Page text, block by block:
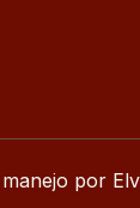
por